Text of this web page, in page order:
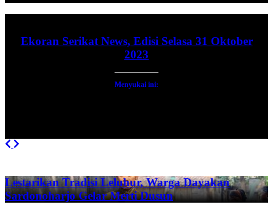
Ekoran Serikat News, Edisi Selasa 31 Oktober
2023
Menyukai ini:
Previous
Lestarikan Tradisi Leluhur, Warga Dayakan
Sardonoharjo Gelar Merti Dusun